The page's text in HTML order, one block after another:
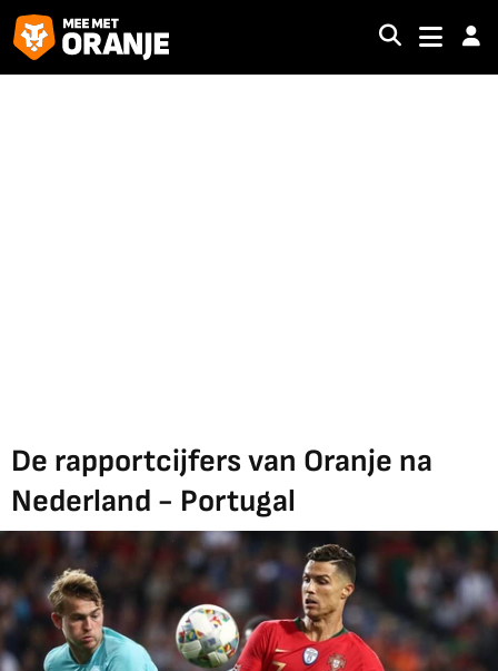
De rapportcijfers van Oranje na
Nederland - Portugal